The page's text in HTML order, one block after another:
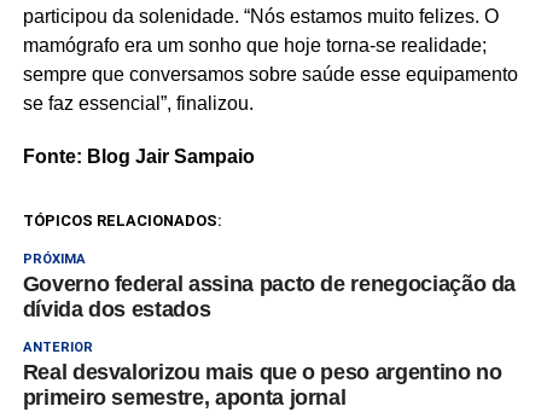
participou da solenidade. “Nós estamos muito felizes. O
mamógrafo era um sonho que hoje torna-se realidade;
sempre que conversamos sobre saúde esse equipamento
se faz essencial”, finalizou.
Fonte: Blog Jair Sampaio
TÓPICOS RELACIONADOS:
PRÓXIMA
Governo federal assina pacto de renegociação da
dívida dos estados
ANTERIOR
Real desvalorizou mais que o peso argentino no
primeiro semestre, aponta jornal